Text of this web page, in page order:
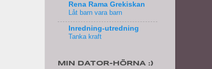
Rena Rama Grekiskan
Låt barn vara barn
Inredning-utredning
Tanka kraft
MIN DATOR-HÖRNA :)